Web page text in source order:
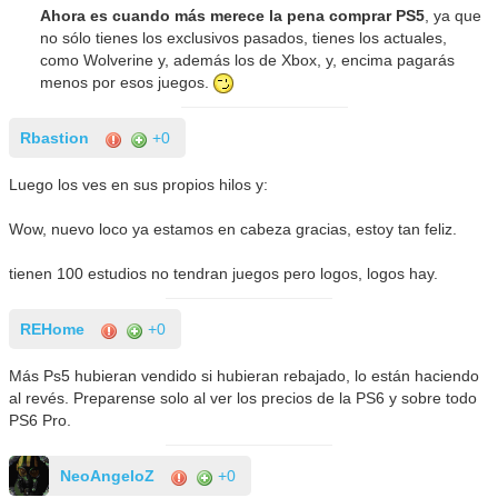
Ahora es cuando más merece la pena comprar PS5 , ya que
no sólo tienes los exclusivos pasados, tienes los actuales,
como Wolverine y, además los de Xbox, y, encima pagarás
menos por esos juegos.
Rbastion +0
Luego los ves en sus propios hilos y:
Wow, nuevo loco ya estamos en cabeza gracias, estoy tan feliz.
tienen 100 estudios no tendran juegos pero logos, logos hay.
REHome +0
Más Ps5 hubieran vendido si hubieran rebajado, lo están haciendo
al revés. Preparense solo al ver los precios de la PS6 y sobre todo
PS6 Pro.
NeoAngeloZ +0